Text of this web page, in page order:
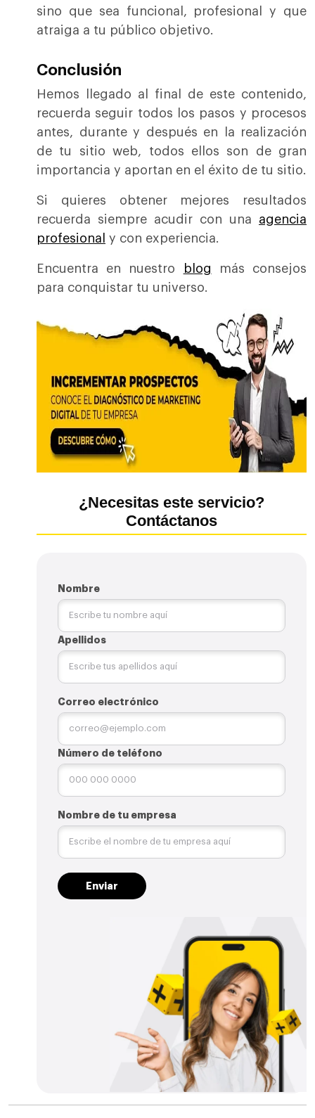
sino que sea funcional, profesional y que
atraiga a tu público objetivo.
Conclusión
Hemos llegado al final de este contenido,
recuerda seguir todos los pasos y procesos
antes, durante y después en la realización
de tu sitio web, todos ellos son de gran
importancia y aportan en el éxito de tu sitio.
Si quieres obtener mejores resultados
recuerda siempre acudir con una agencia
profesional
y con experiencia.
Encuentra en nuestro blog más consejos
para conquistar tu universo.
¿Necesitas este servicio?
Contáctanos
Nombre
Apellidos
Correo electrónico
Número de teléfono
Nombre de tu empresa